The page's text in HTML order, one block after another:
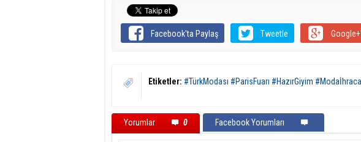
Facebook'ta Paylaş Tweetle
Etiketler: #TürkModası #ParisFuarı #HazırGiyim
Yorumlar 0 Facebook Yorumları